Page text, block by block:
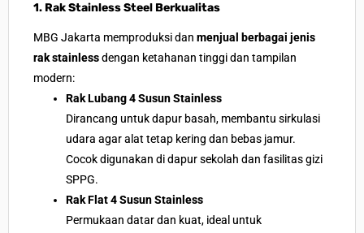
1. Rak Stainless Steel Berkualitas
MBG Jakarta memproduksi dan menjual berbagai jenis
rak stainlessdengan ketahanan tinggi dan tampilan
modern:
Rak Lubang 4 Susun Stainless
Dirancang untuk dapur basah, membantu sirkulasi
udara agar alat tetap kering dan bebas jamur.
Cocok digunakan di dapur sekolah dan fasilitas gizi
SPPG.
Rak Flat 4 Susun Stainless
Permukaan datar dan kuat, ideal untuk